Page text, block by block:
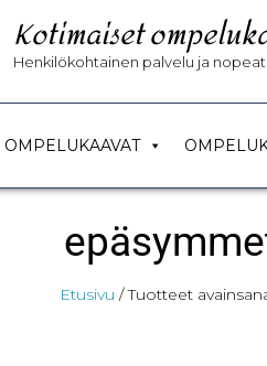
Kotimaiset
Henkilökohtainen palvelu ja
OMPELUKAAVAT
Etusivu / Tuotteet